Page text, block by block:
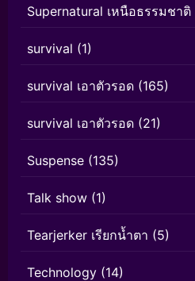
Supernatural เหนือธรรมชาติ
survival (1)
survival เอาตัวรอด (165)
survival เอาตัวรอด (21)
Suspense (135)
Talk show (1)
Tearjerker เรียกน้ำตา (5)
Technology (14)